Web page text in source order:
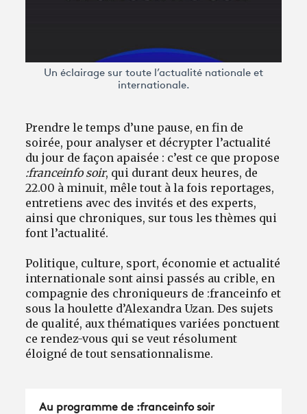
Un éclairage sur toute l’actualité nationale et
internationale.
Prendre le temps d’une pause, en fin de
soirée, pour analyser et décrypter l’actualité
du jour de façon apaisée : c’est ce que propose
:franceinfo soir, qui durant deux heures, de
22.00 à minuit, mêle tout à la fois reportages,
entretiens avec des invités et des experts,
ainsi que chroniques, sur tous les thèmes qui
font l’actualité.
Politique, culture, sport, économie et actualité
internationale sont ainsi passés au crible, en
compagnie des chroniqueurs de :franceinfo et
sous la houlette d’Alexandra Uzan. Des sujets
de qualité, aux thématiques variées ponctuent
ce rendez-vous qui se veut résolument
éloigné de tout sensationnalisme.
Au programme de :franceinfo soir